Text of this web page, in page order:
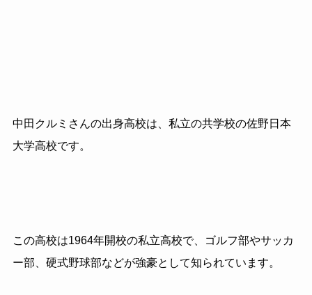
中田クルミさんの出身高校は、私立の共学校の佐野日本
大学高校です。
この高校は1964年開校の私立高校で、ゴルフ部やサッカ
ー部、硬式野球部などが強豪として知られています。